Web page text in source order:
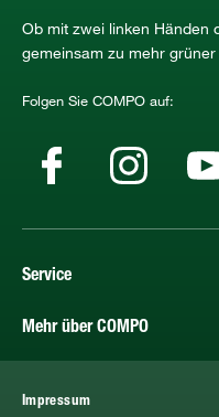
Ob mit zwei linken Händen
gemeinsam zu mehr
Folgen Sie COMPO auf:
Service
Mehr über COMPO
Impressum